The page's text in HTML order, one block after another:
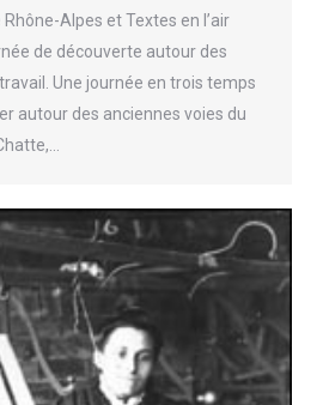
Alpes et Textes en l’air
de découverte autour des
Une journée en trois temps
autour des anciennes voies du